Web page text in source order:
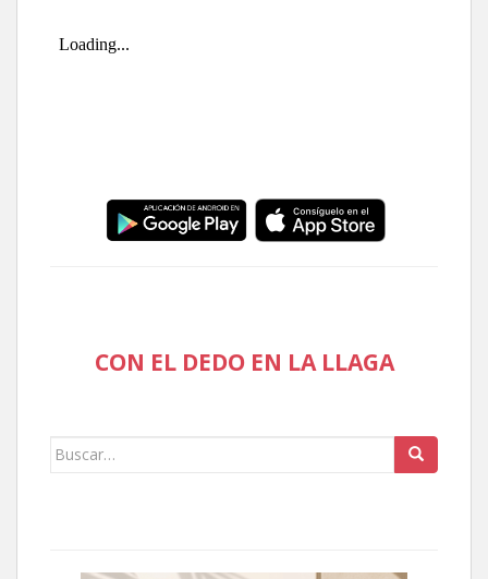
CON EL DEDO EN LA LLAGA
Buscar: